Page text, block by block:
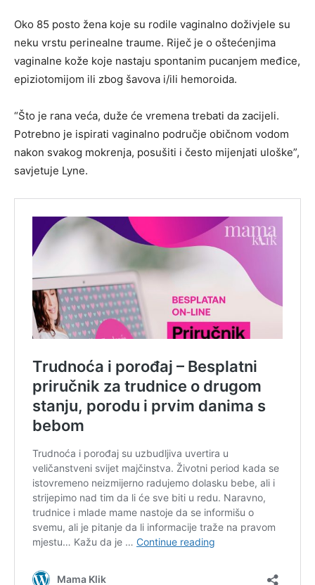
Oko 85 posto žena koje su rodile vaginalno doživjele su
neku vrstu perinealne traume. Riječ je o oštećenjima
vaginalne kože koje nastaju spontanim pucanjem međice,
epiziotomijom ili zbog šavova i/ili hemoroida.
“Što je rana veća, duže će vremena trebati da zacijeli.
Potrebno je ispirati vaginalno područje običnom vodom
nakon svakog mokrenja, posušiti i često mijenjati uloške”,
savjetuje Lyne.